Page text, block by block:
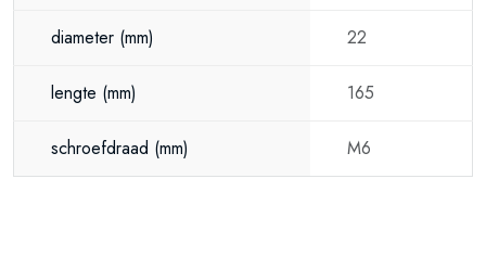
diameter (mm) 22
lengte (mm) 165
schroefdraad (mm) M6